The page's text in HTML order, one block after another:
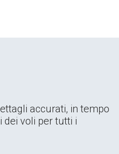
accurati, in tempo
dei voli per tutti i